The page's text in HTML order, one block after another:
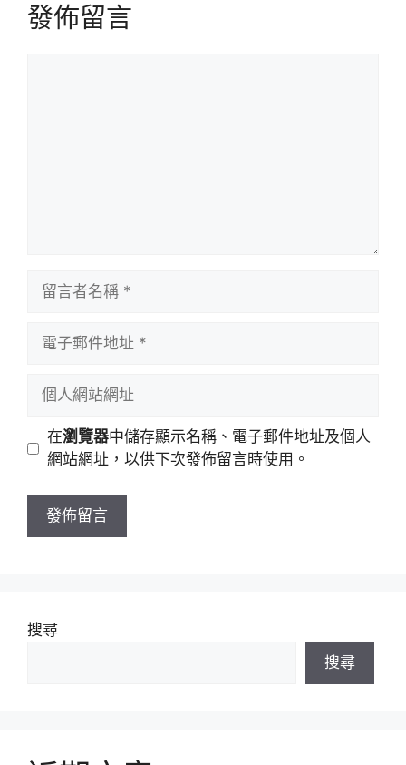
發佈留言
址
站
址
在瀏覽器中儲存顯示名稱、電子郵件地址及個人
網站網址，以供下次發佈留言時使用。
搜尋
搜尋